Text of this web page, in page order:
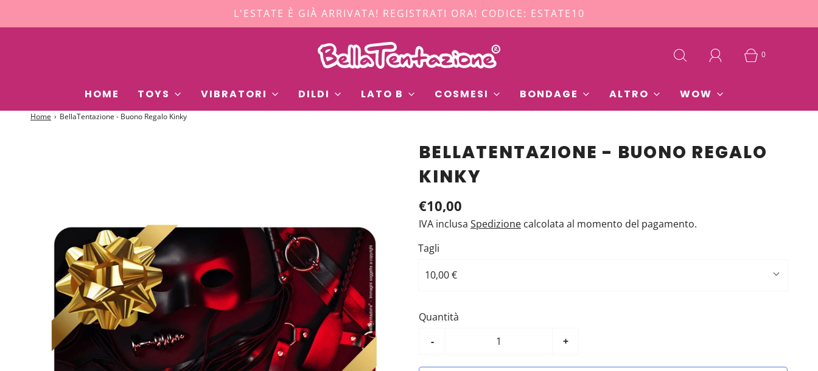
L'ESTATE È GIÀ ARRIVATA! REGISTRATI ORA! CODICE: ESTATE10
0
HOME TOYS VIBRATORI DILDI LATO B COSMESI BONDAGE ALTRO WOW
Home › BellaTentazione - Buono Regalo Kinky
BELLATENTAZIONE - BUONO REGALO
KINKY
€10,00
IVA inclusa Spedizione calcolata al momento del pagamento.
Tagli
10,00 €
Quantità
-
+